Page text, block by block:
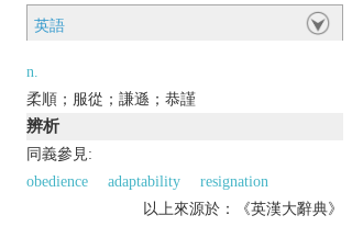
英語
n.
柔順；服從；謙遜；恭謹
辨析
同義參見:
obedience
adaptability
resignation
以上來源於：《英漢大辭典》